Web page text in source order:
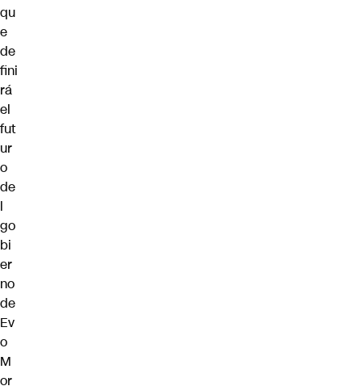
qu
e
de
fini
rá
el
fut
ur
o
de
l
go
bi
er
no
de
Ev
o
M
or